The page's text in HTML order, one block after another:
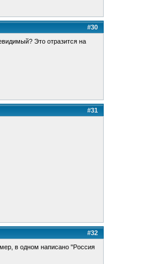
#30
Это отразится на
#31
#32
в одном написано "Россия